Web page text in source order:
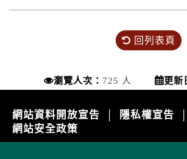
回列表頁
瀏覽人次： 725 人 更新
網站資料開放宣告 隱私權宣告
網站安全政策